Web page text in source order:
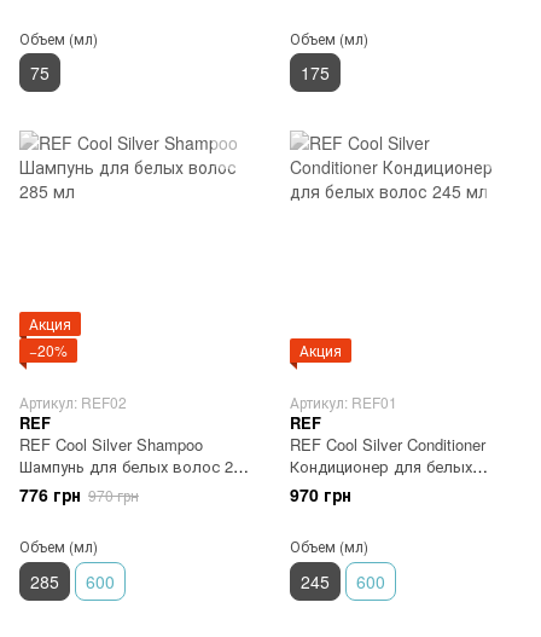
Объем (мл)
75
Объем (мл)
175
Акция
−20%
Артикул: REF02
REF
REF Cool Silver Shampoo
Шампунь для белых волос 285
мл
776 грн 970 грн
Объем (мл)
285 600
Акция
Артикул: REF01
REF
REF Cool Silver Conditioner
Кондиционер для белых
волос 245 мл
970 грн
Объем (мл)
245 600